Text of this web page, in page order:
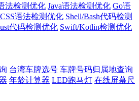
法检测优化 Java语法检测优化 Go语
语法检测优化 Shell/Bash代码检测
代码检测优化 Swift/Kotlin检测优化
台湾车牌选号 车牌号码归属地查询
年龄计算器 LED跑马灯 在线屏幕尺